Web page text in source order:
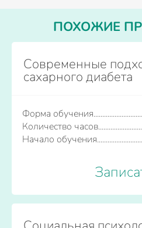
ПОХОЖИЕ
Современные
сахарного диабета
Форма обучения
Количество часов
Начало обучения